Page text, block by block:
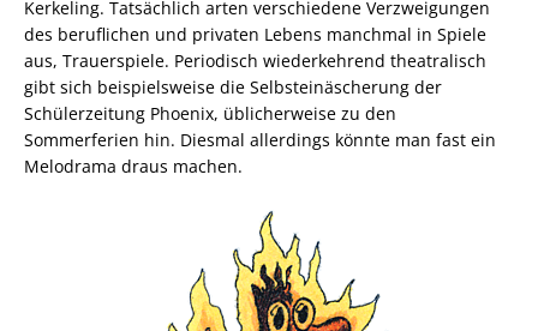
Kerkeling. Tatsächlich arten verschiedene Verzweigungen
des beruflichen und privaten Lebens manchmal in Spiele
aus, Trauerspiele. Periodisch wiederkehrend theatralisch
gibt sich beispielsweise die Selbsteinäscherung der
Schülerzeitung Phoenix, üblicherweise zu den
Sommerferien hin. Diesmal allerdings könnte man fast ein
Melodrama draus machen.